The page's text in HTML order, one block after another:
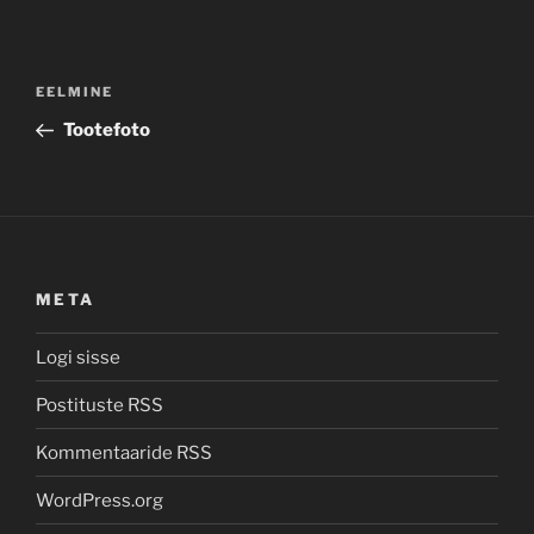
Previous
Post
EELMINE
Tootefoto
META
Logi sisse
Postituste RSS
Kommentaaride RSS
WordPress.org